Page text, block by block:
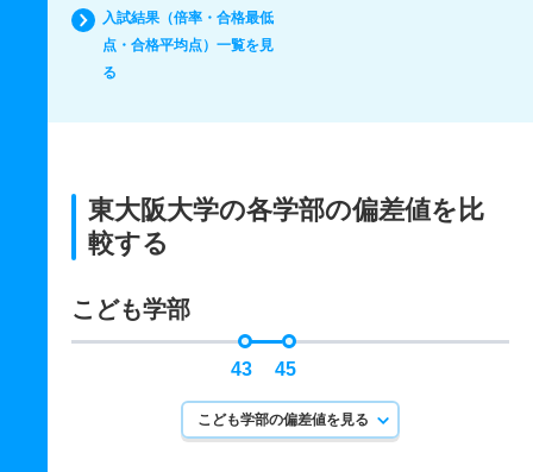
入試結果（倍率・合格最低
点・合格平均点）一覧を見
る
東大阪大学の各学部の偏差値を比
較する
こども学部
43 45
こども学部の偏差値を見る